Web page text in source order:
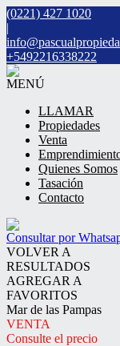
(0221) 427 1020
|
+5492216338222
MENÚ
LLAMAR
Propiedades
Venta
Quienes Somos
Tasación
Contacto
Consultar por
VOLVER A
RESULTADOS
AGREGAR A
FAVORITOS
Mar de las Pampas
VENTA
Consulte el precio